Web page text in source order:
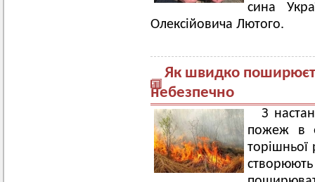
сина
Олексійовича Лютого.
Як швидко
небезпечно
З
пожеж в
торішньої